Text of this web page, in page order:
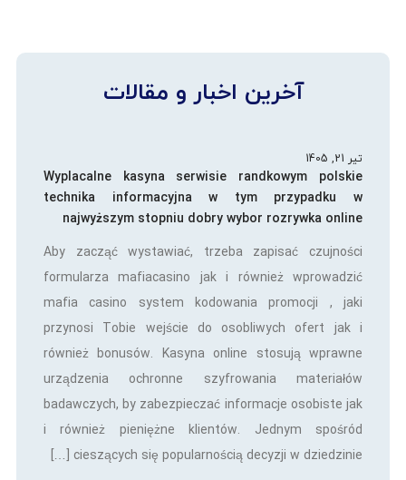
آخرین اخبار و مقالات
تیر 21, 1405
Wyplacalne kasyna serwisie randkowym polskie
technika informacyjna w tym przypadku w
najwyższym stopniu dobry wybor rozrywka online
Aby zacząć wystawiać, trzeba zapisać czujności
formularza mafiacasino jak i również wprowadzić
mafia casino system kodowania promocji , jaki
przynosi Tobie wejście do osobliwych ofert jak i
również bonusów. Kasyna online stosują wprawne
urządzenia ochronne szyfrowania materiałów
badawczych, by zabezpieczać informacje osobiste jak
i również pieniężne klientów. Jednym spośród
cieszących się popularnością decyzji w dziedzinie […]